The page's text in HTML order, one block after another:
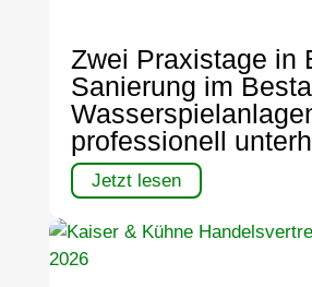
Zwei Praxistage in
Sanierung im
professionell
Jetzt lesen